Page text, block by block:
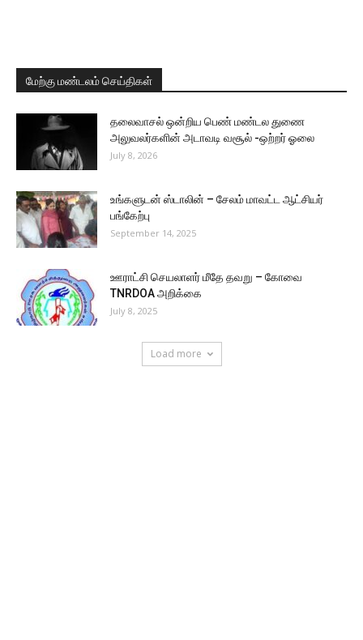
மேற்கு மண்டலம் செய்திகள்
தலைவாசல் ஒன்றிய பெண் மண்டல துணை
அலுவலர்களின் அடாவடி வசூல் -ஒற்றர் ஓலை
July 8, 2026
உங்களுடன் ஸ்டாலின் – சேலம் மாவட்ட ஆட்சியர்
பங்கேற்பு
September 14, 2025
ஊராட்சி செயலாளர் மீதே தவறு – கோவை
TNRDOA அறிக்கை
July 8, 2025
Load more